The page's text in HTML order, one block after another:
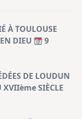
À TOULOUSE
DIEU
9
DE LOUDUN
XVIIème SIÈCLE